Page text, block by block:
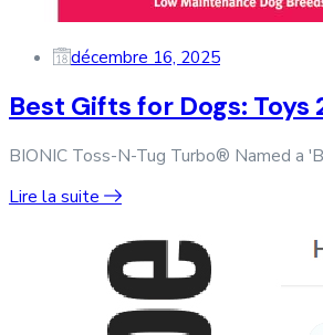
décembre 16, 2025
Best Gifts for Dogs: Toys
BIONIC Toss-N-Tug Turbo® Named a
Lire la suite